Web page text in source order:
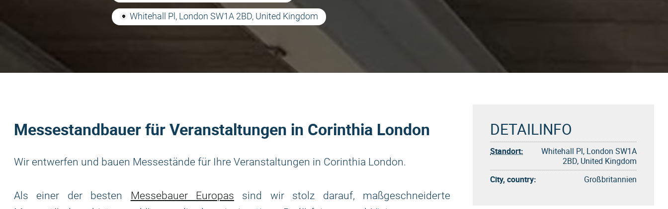
Whitehall Pl, London SW1A 2BD, United Kingdom
Messestandbauer für Veranstaltungen in Corinthia London
Wir entwerfen und bauen Messestände für Ihre Veranstaltungen in Corinthia London.
Als einer der besten Messebauer Europas sind wir stolz darauf, maßgeschneiderte
DETAILINFO
Standort:
Whitehall Pl, London SW1A
2BD, United Kingdom
City, country:
Großbritannien